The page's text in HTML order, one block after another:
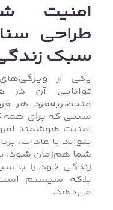
امنیت
طراحی
سبک
یکی از
توانایی آن
منحصربه‌فرد هر
سنتی که برای همه
امنیت هوشمند
بتواند با عادات،
شما هم‌زمان شود.
زندگی خود را با
بلکه سیستم
می‌دهد.